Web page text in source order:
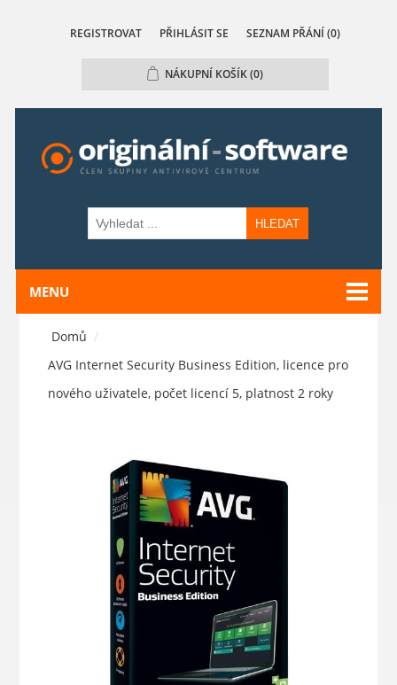
REGISTROVAT PŘIHLÁSIT SE SEZNAM PŘÁNÍ (0)
NÁKUPNÍ KOŠÍK(0)
HLEDAT
MENU
Domů /
AVG Internet Security Business Edition, licence pro
nového uživatele, počet licencí 5, platnost 2 roky